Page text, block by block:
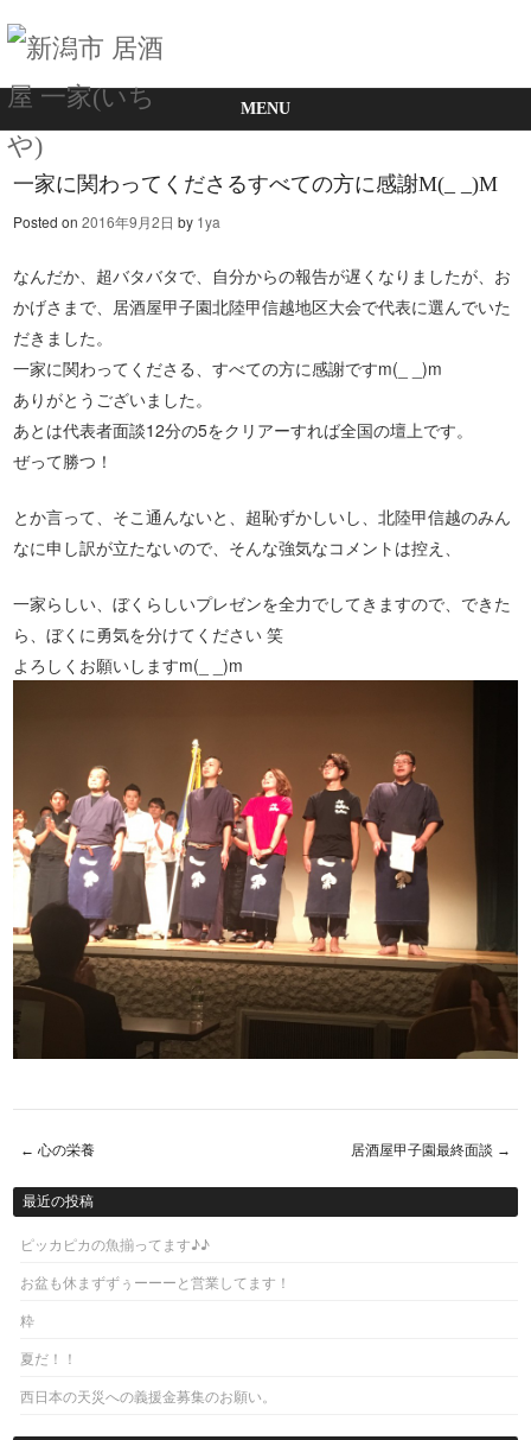
MENU
Skip to content
一家に関わってくださるすべての方に感謝M(_ _)M
Posted on2016年9月2日 by 1ya
なんだか、超バタバタで、自分からの報告が遅くなりましたが、お
かげさまで、居酒屋甲子園北陸甲信越地区大会で代表に選んでいた
だきました。
一家に関わってくださる、すべての方に感謝ですm(_ _)m
ありがとうございました。
あとは代表者面談12分の5をクリアーすれば全国の壇上です。
ぜって勝つ！
とか言って、そこ通んないと、超恥ずかしいし、北陸甲信越のみん
なに申し訳が立たないので、そんな強気なコメントは控え、
一家らしい、ぼくらしいプレゼンを全力でしてきますので、できた
ら、ぼくに勇気を分けてください 笑
よろしくお願いしますm(_ _)m
Post navigation
← 心の栄養 居酒屋甲子園最終面談 →
最近の投稿
ピッカピカの魚揃ってます♪♪
お盆も休まずずぅーーーと営業してます！
粋
夏だ！！
西日本の天災への義援金募集のお願い。